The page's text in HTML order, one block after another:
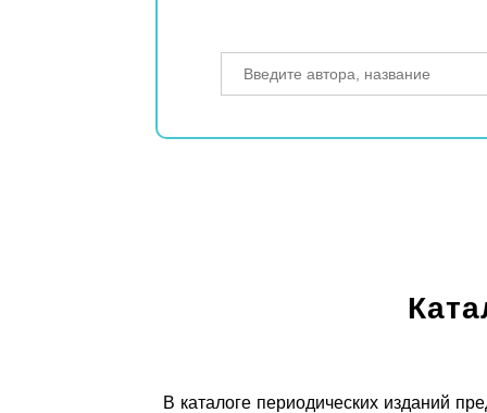
В каталоге периодических изданий